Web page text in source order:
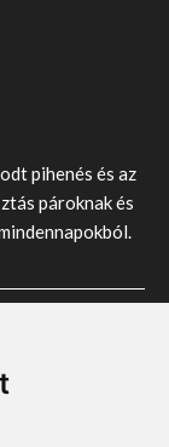
pihenés és az
pároknak és